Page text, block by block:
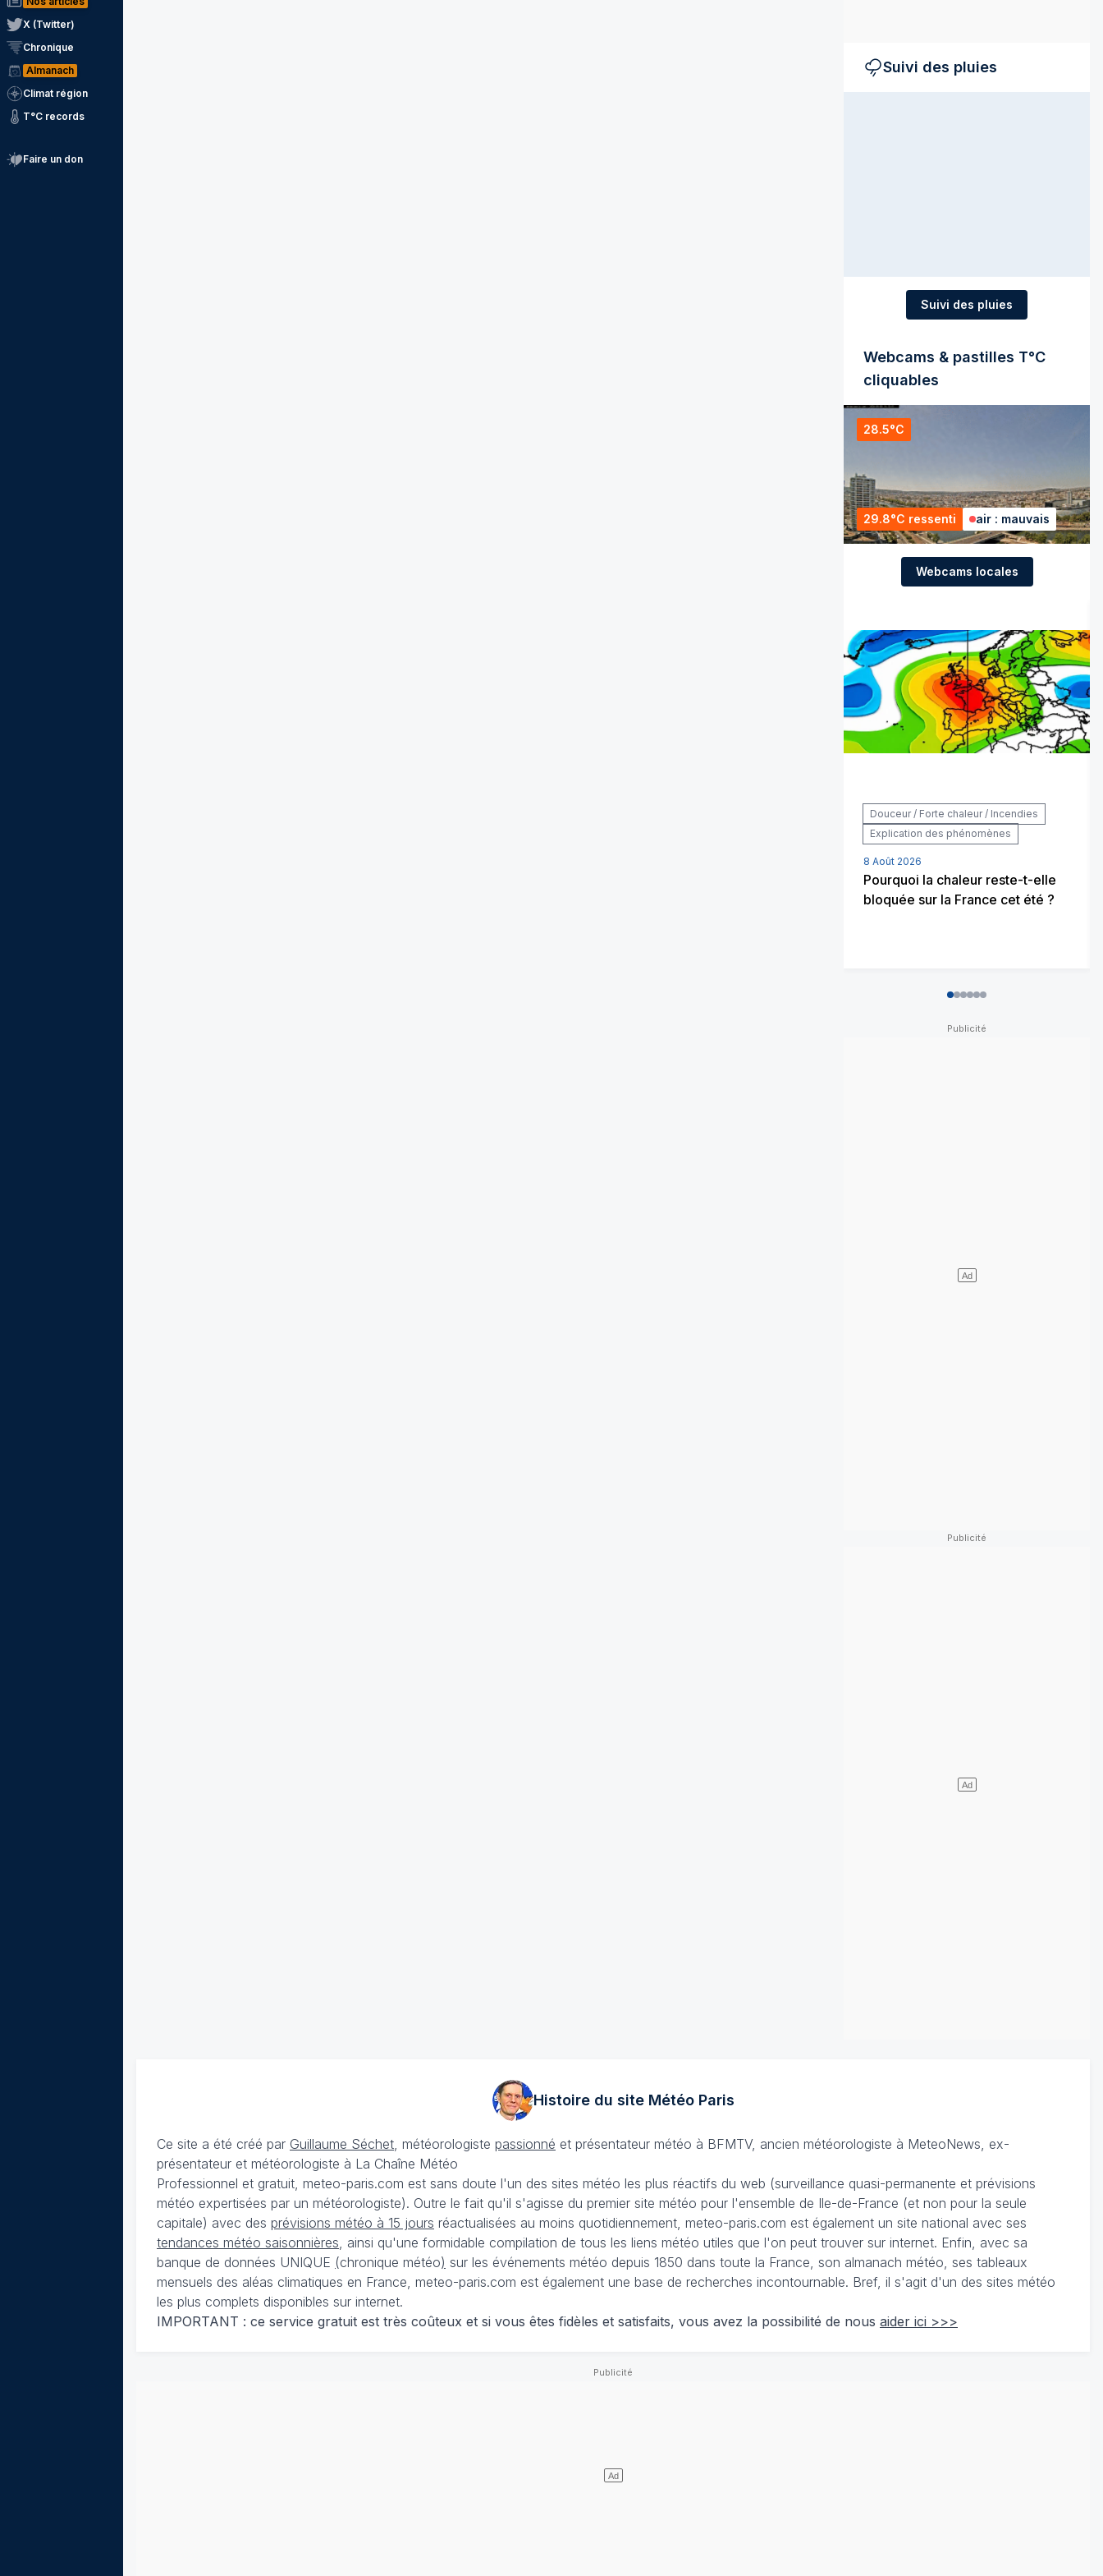
X (Twitter)
Chronique
Almanach
Climat région
T°C records
Faire un don
Suivi des pluies
Suivi des pluies
Webcams & pastilles T°C
cliquables
28.5°C
29.8°C ressenti air : mauvais
Webcams locales
Douceur / Forte chaleur / Incendies
Explication des phénomènes
8 Août 2026
Pourquoi la chaleur reste-t-elle
bloquée sur la France cet été ?
012345
Histoire du site MétéoParis
Ce site a été créé par Guillaume Séchet , météorologiste passionné et présentateur météo à BFMTV, ancien météorologiste à MeteoNews, ex-
présentateur et météorologiste à La Chaîne Météo
Professionnel et gratuit, meteo-paris.com est sans doute l'un des sites météo les plus réactifs du web (surveillance quasi-permanente et prévisions
météo expertisées par un météorologiste). Outre le fait qu'il s'agisse du premier site météo pour l'ensemble de Ile-de-France (et non pour la seule
capitale) avec des prévisions météo à 15 jours réactualisées au moins quotidiennement, meteo-paris.com est également un site national avec ses
tendances météo saisonnières , ainsi qu'une formidable compilation de tous les liens météo utiles que l'on peut trouver sur internet. Enfin, avec sa
banque de données UNIQUE (chronique météo) sur les événements météo depuis 1850 dans toute la France, son almanach météo, ses tableaux
mensuels des aléas climatiques en France, meteo-paris.com est également une base de recherches incontournable. Bref, il s'agit d'un des sites météo
les plus complets disponibles sur internet.
IMPORTANT : ce service gratuit est très coûteux et si vous êtes fidèles et satisfaits, vous avez la possibilité de nous aider ici >>>